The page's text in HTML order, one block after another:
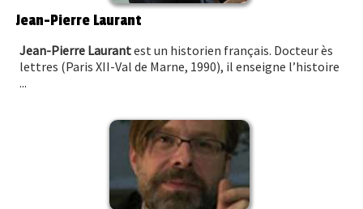
Jean-Pierre Laurant
Jean-Pierre Laurantest un historien français. Docteur ès
lettres (Paris XII-Val de Marne, 1990), il enseigne l’histoire
...